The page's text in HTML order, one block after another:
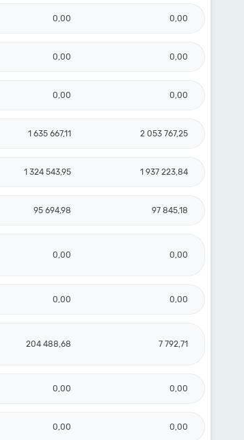
0,00 0,00
0,00 0,00
0,00 0,00
1 635 667,11 2 053 767,25
1 324 543,95 1 937 223,84
95 694,98 97 845,18
0,00 0,00
0,00 0,00
204 488,68 7 792,71
0,00 0,00
0,00 0,00